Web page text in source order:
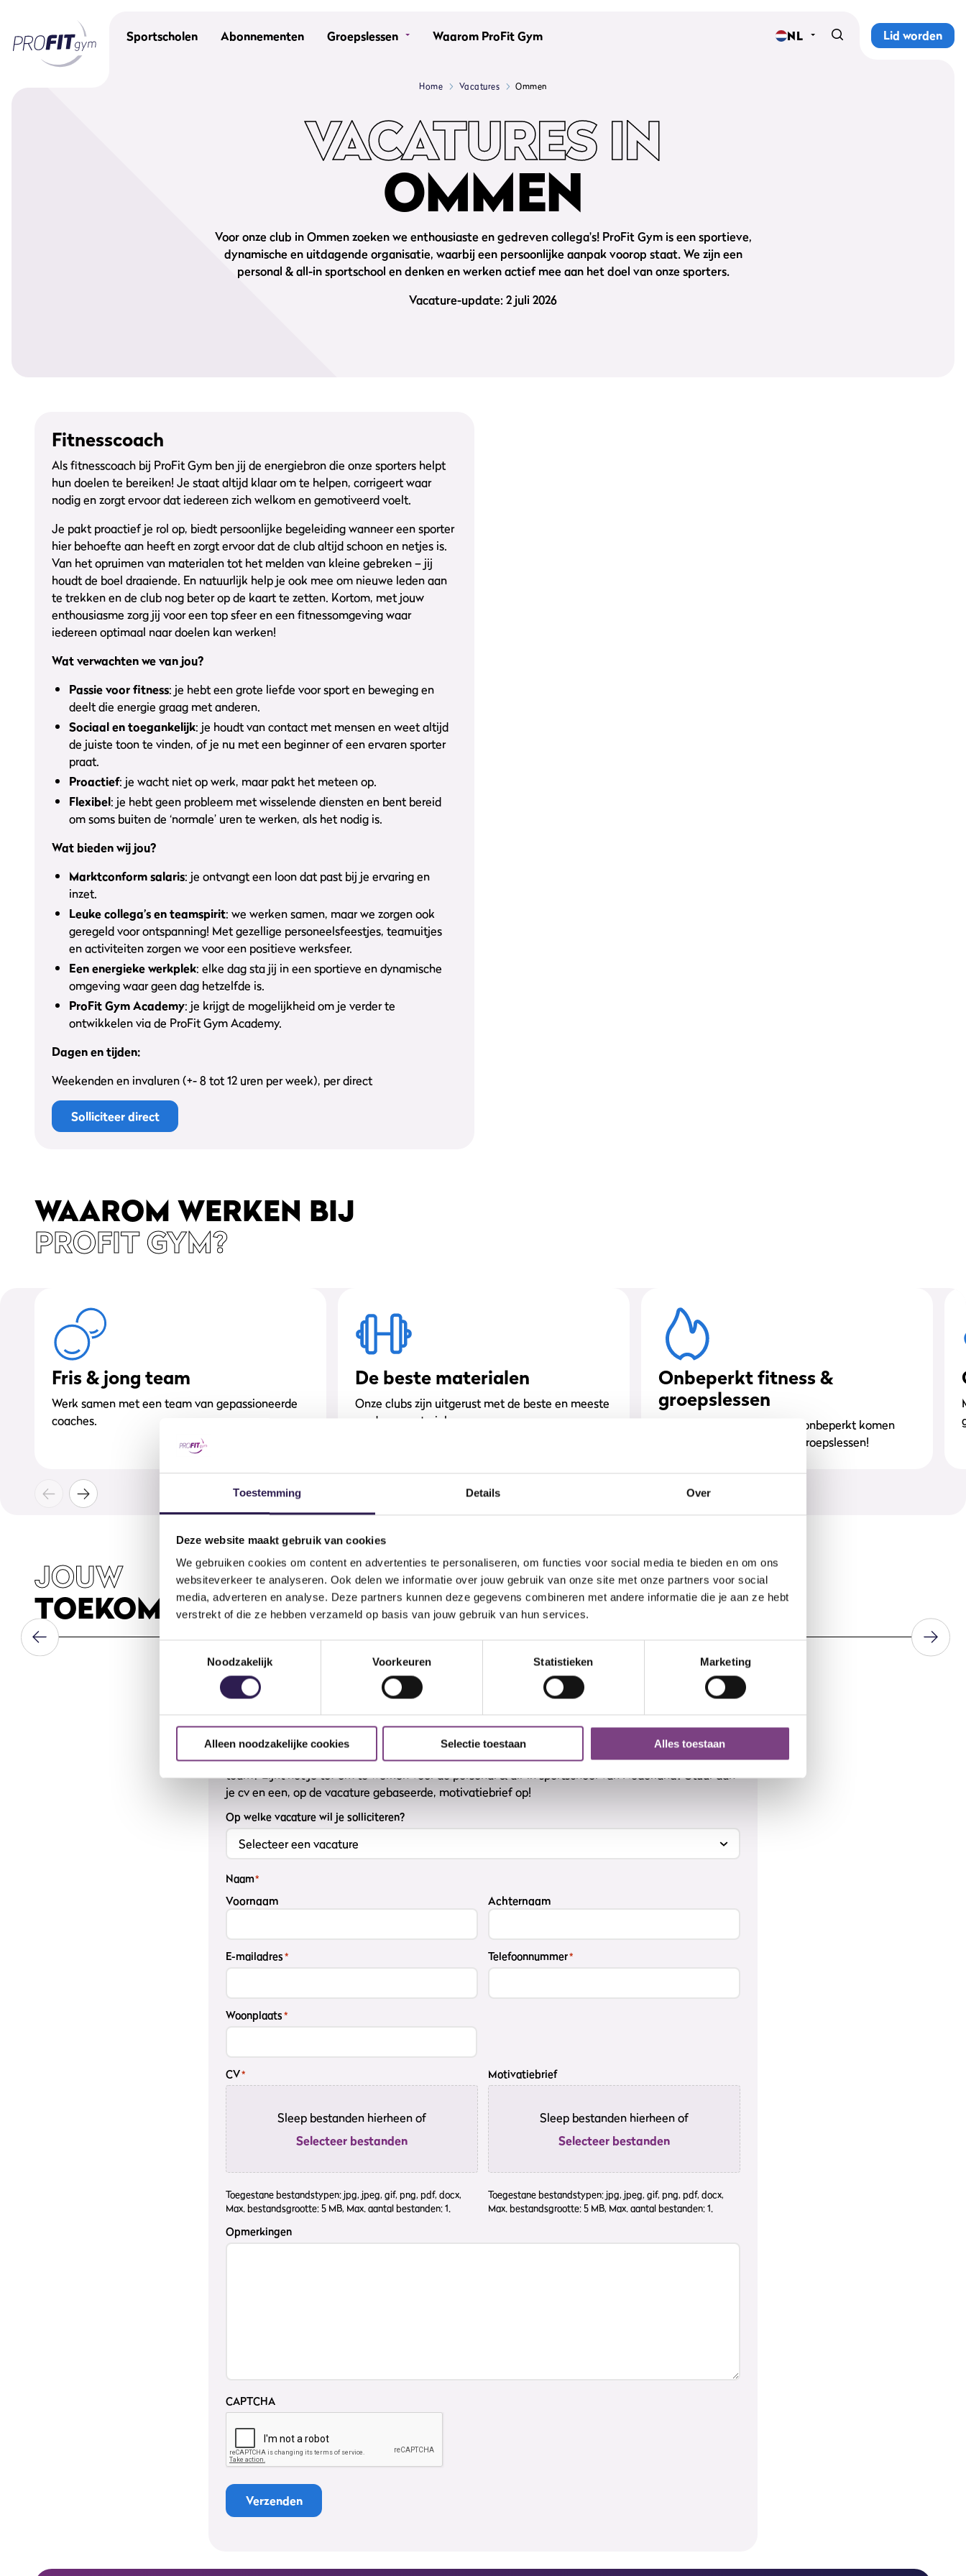
Toestemming Details Over
Deze website maakt gebruik van cookies
We gebruiken cookies om content en advertenties te personaliseren, om functies voor social media te bieden en om ons
websiteverkeer te analyseren. Ook delen we informatie over jouw gebruik van onze site met onze partners voor social
media, adverteren en analyse. Deze partners kunnen deze gegevens combineren met andere informatie die je aan ze hebt
verstrekt of die ze hebben verzameld op basis van jouw gebruik van hun services.
Noodzakelijk
Voorkeuren Statistieken Marketing
Alleen noodzakelijke cookies Selectie toestaan Alles toestaan
Sportscholen Abonnementen Groepslessen
Waarom ProFit Gym
Alle groepslessen
Waarom ProFit Gym
NL Lid worden
Home Vacatures Ommen
VACATURES IN
OMMEN
Voor onze club in Ommen zoeken we enthousiaste en gedreven collega's! ProFit Gym is een sportieve,
dynamische en uitdagende organisatie, waarbij een persoonlijke aanpak voorop staat. We zijn een
personal & all-in sportschool en denken en werken actief mee aan het doel van onze sporters.
Vacature-update: 2 juli 2026
Fitnesscoach
Als fitnesscoach bij ProFit Gym ben jij de energiebron die onze sporters helpt
hun doelen te bereiken! Je staat altijd klaar om te helpen, corrigeert waar
nodig en zorgt ervoor dat iedereen zich welkom en gemotiveerd voelt.
Je pakt proactief je rol op, biedt persoonlijke begeleiding wanneer een sporter
hier behoefte aan heeft en zorgt ervoor dat de club altijd schoon en netjes is.
Van het opruimen van materialen tot het melden van kleine gebreken – jij
houdt de boel draaiende. En natuurlijk help je ook mee om nieuwe leden aan
te trekken en de club nog beter op de kaart te zetten. Kortom, met jouw
enthousiasme zorg jij voor een top sfeer en een fitnessomgeving waar
iedereen optimaal naar doelen kan werken!
Wat verwachten we van jou?
Passie voor fitness: je hebt een grote liefde voor sport en beweging en
deelt die energie graag met anderen.
Sociaal en toegankelijk: je houdt van contact met mensen en weet altijd
de juiste toon te vinden, of je nu met een beginner of een ervaren sporter
praat.
Proactief: je wacht niet op werk, maar pakt het meteen op.
Flexibel: je hebt geen probleem met wisselende diensten en bent bereid
om soms buiten de ‘normale’ uren te werken, als het nodig is.
Wat bieden wij jou?
Marktconform salaris: je ontvangt een loon dat past bij je ervaring en
inzet.
Leuke collega’s en teamspirit: we werken samen, maar we zorgen ook
geregeld voor ontspanning! Met gezellige personeelsfeestjes, teamuitjes
en activiteiten zorgen we voor een positieve werksfeer.
Een energieke werkplek: elke dag sta jij in een sportieve en dynamische
omgeving waar geen dag hetzelfde is.
ProFit Gym Academy: je krijgt de mogelijkheid om je verder te
ontwikkelen via de ProFit Gym Academy.
Dagen en tijden:
Weekenden en invaluren (+- 8 tot 12 uren per week), per direct
Solliciteer direct
WAAROM WERKEN BIJ
PROFIT GYM?
Fris & jong team
Werk samen met een team van gepassioneerde
coaches.
De beste materialen
Onze clubs zijn uitgerust met de beste en meeste
moderne materialen.
Onbeperkt fitness &
groepslessen
Als lid van ons team mag je onbeperkt komen
sporten en deelnemen aan groepslessen!
JOUW
TOEKOMSTIGE WERKPLEK
Interesse? Solliciteer direct
Ben je enthousiast geworden over onze club in Ommen en wil je graag deel uit maken van ons
team? Lijkt het je tof om te werken voor dé personal & all-in sportschool van Nederland? Stuur dan
je cv en een, op de vacature gebaseerde, motivatiebrief op!
Op welke vacature wil je solliciteren?
Naam*
Voornaam Achternaam
E-mailadres* Telefoonnummer*
Woonplaats*
CV*
Sleep bestanden hierheen of
Selecteer bestanden
Toegestane bestandstypen: jpg, jpeg, gif, png, pdf, docx,
Max. bestandsgrootte: 5 MB, Max. aantal bestanden: 1.
Motivatiebrief
Sleep bestanden hierheen of
Selecteer bestanden
Toegestane bestandstypen: jpg, jpeg, gif, png, pdf, docx,
Max. bestandsgrootte: 5 MB, Max. aantal bestanden: 1.
Opmerkingen
CAPTCHA
Verzenden